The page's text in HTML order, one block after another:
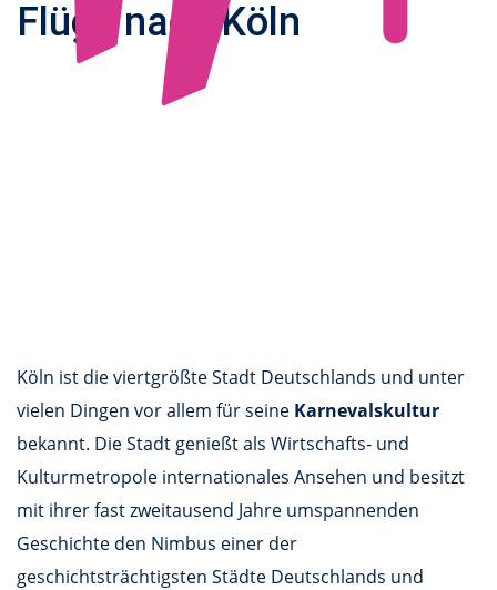
Flüge nach Köln
Köln ist die viertgrößte Stadt Deutschlands und unter
vielen Dingen vor allem für seine Karnevalskultur
bekannt. Die Stadt genießt als Wirtschafts- und
Kulturmetropole internationales Ansehen und besitzt
mit ihrer fast zweitausend Jahre umspannenden
Geschichte den Nimbus einer der
geschichtsträchtigsten Städte Deutschlands und